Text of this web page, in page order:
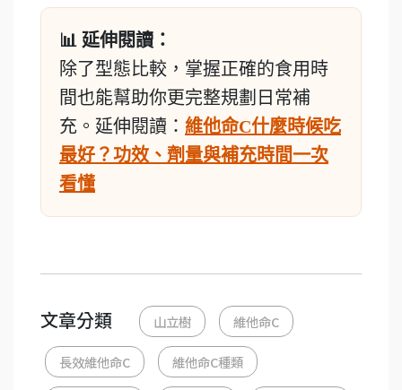
📊 延伸閱讀：
除了型態比較，掌握正確的食用時
間也能幫助你更完整規劃日常補
充。延伸閱讀： 維他命C什麼時候吃
最好？功效、劑量與補充時間一次
看懂
文章分類 山立樹 維他命C
長效維他命C 維他命C種類